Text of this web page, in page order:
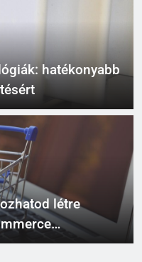
hatékonyabb
létre